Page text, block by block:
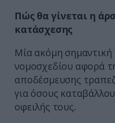
Πώς θα γίνεται η
κατάσχεσης
Μία ακόμη
νομοσχεδίου αφορά
αποδέσμευσης
για όσους
οφειλής τους.